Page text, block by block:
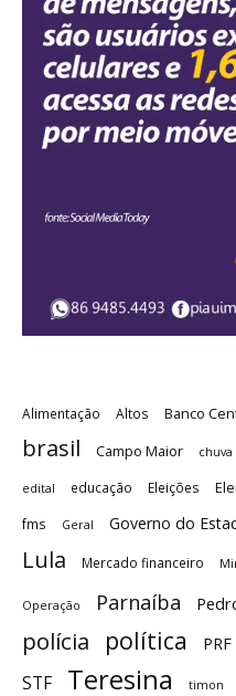
Alimentação Altos Banco
brasil Campo Maior chuva
edital educação Eleições
fms Geral Governo do
Lula Mercado financeiro
Operação Parnaíba
polícia política PRF
STF Teresina timon